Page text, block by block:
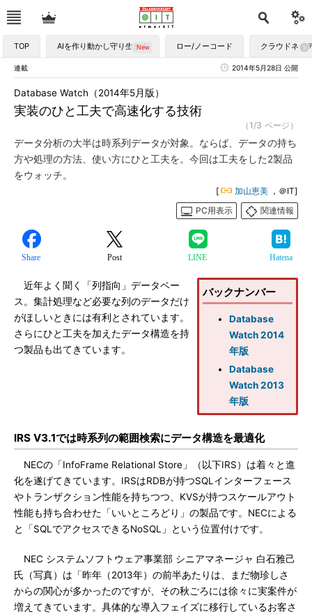
TOP AIを作り動かし守り生かす ロー/ノーコード クラウドネイ
連載 2014年5月28日 公開
実装のひと工夫で高速化する技術
Database Watch（2014年5月版）
（1/3 ページ）
データ分析の大半は時系列データが対象。ならば、データの持ち
方や処理の方法、使い方にひと工夫を。今回は工夫をした2製品
をウォッチ。
[ 加山恵美 ，＠IT]
PC用表示
関連情報
Share Post LINE Hatena
バックナンバー
Database
Watch 2014
年版
Database
Watch 2013
年版
近年よく聞く「列指向」データベー
ス。集計処理など必要な列のデータだけ
がほしいときには有利とされています。
さらにひと工夫を加えたデータ構造を持
つ製品も出てきています。
IRS V3.1では時系列の範囲検索にデータ構造を最適化
NECの「InfoFrame Relational Store」（以下IRS）は着々と進
化を遂げてきています。IRSはRDBが持つSQLインターフェース
やトランザクション性能を持ちつつ、KVSが持つスケールアウト
性能も持ち合わせた「いいところどり」の製品です。NECによる
と「SQLでアクセスできるNoSQL」という位置付けです。
NEC システムソフトウェア事業部 シニアマネージャ 白石雅己
氏（写真）は「昨年（2013年）の前半あたりは、まだ物珍しさ
からの関心が多かったのですが、その秋ごろには徐々に実案件が
増えてきています。具体的な導入フェイズに移行しているお客さ